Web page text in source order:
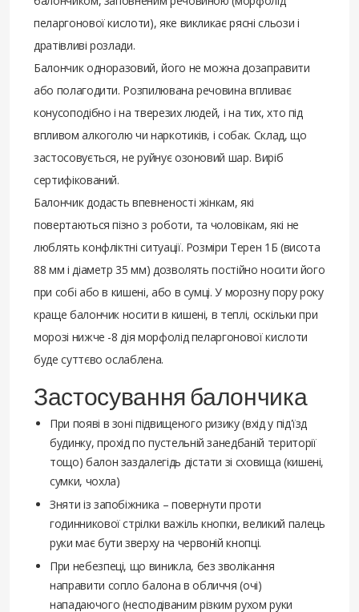
пеларгонової кислоти), яке викликає рясні сльози і
дратівливі розлади.
Балончик одноразовий, його не можна дозаправити
або полагодити. Розпилювана речовина впливає
конусоподібно і на тверезих людей, і на тих, хто під
впливом алкоголю чи наркотиків, і собак. Склад, що
застосовується, не руйнує озоновий шар. Виріб
сертифікований.
Балончик додасть впевненості жінкам, які
повертаються пізно з роботи, та чоловікам, які не
люблять конфліктні ситуації. Розміри Терен 1Б (висота
88 мм і діаметр 35 мм) дозволять постійно носити його
при собі або в кишені, або в сумці. У морозну пору року
краще балончик носити в кишені, в теплі, оскільки при
морозі нижче -8 дія морфолід пеларгонової кислоти
буде суттєво ослаблена.
Застосування балончика
При появі в зоні підвищеного ризику (вхід у під'їзд
будинку, прохід по пустельній занедбаній території
тощо) балон заздалегідь дістати зі сховища (кишені,
сумки, чохла)
Зняти із запобіжника – повернути проти
годинникової стрілки важіль кнопки, великий палець
руки має бути зверху на червоній кнопці.
При небезпеці, що виникла, без зволікання
направити сопло балона в обличчя (очі)
нападаючого (несподіваним різким рухом руки